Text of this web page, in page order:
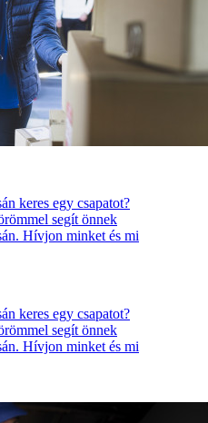
keres egy csapatot?
segít önnek
Hívjon minket és mi
keres egy csapatot?
segít önnek
Hívjon minket és mi